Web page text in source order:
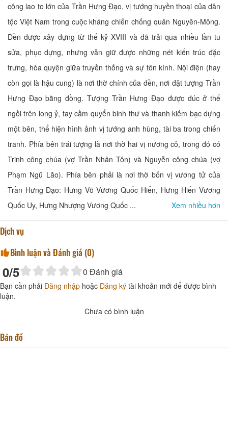
công lao to lớn của Trần Hưng Đạo, vị tướng huyền thoại của dân
tộc Việt Nam trong cuộc kháng chiến chống quân Nguyên-Mông.
Đền được xây dựng từ thế kỷ XVIII và đã trải qua nhiều lần tu
sửa, phục dựng, nhưng vẫn giữ được những nét kiến trúc đặc
trưng, hòa quyện giữa truyền thống và sự tôn kính. Nội điện (hay
còn gọi là hậu cung) là nơi thờ chính của đền, nơi đặt tượng Trần
Hưng Đạo bằng đồng. Tượng Trần Hưng Đạo được đúc ở thế
ngồi trên long ỷ, tay cầm quyển binh thư và thanh kiếm bạc dựng
một bên, thể hiện hình ảnh vị tướng anh hùng, tài ba trong chiến
tranh. Phía bên trái tượng là nơi thờ hai vị nương cô, trong đó có
Trinh công chúa (vợ Trần Nhân Tôn) và Nguyễn công chúa (vợ
Phạm Ngũ Lão). Phía bên phải là nơi thờ bốn vị vương tử của
Trần Hưng Đạo: Hưng Võ Vương Quốc Hiển, Hưng Hiến Vương
Quốc Uy, Hưng Nhượng Vương Quốc ...
Xem nhiều hơn
Dịch vụ
Bình luận và Đánh giá (0)
0/5 0 Đánh giá
Bạn cần phải Đăng nhập hoặc Đăng ký tài khoản mới để được bình
luận.
Chưa có bình luận
Bản đồ